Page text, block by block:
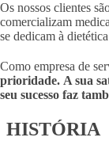
Os nossos clientes
comercializam
se dedicam à
Como empresa de
prioridade. A sua
seu sucesso faz
HISTÓRIA